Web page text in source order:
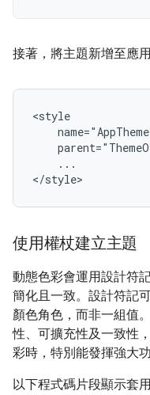
接著，將主題新增至應用
...
使用權杖建立主題
動態色彩會運用設計符
簡化且一致。設計符記
顏色角色，而非一組值
性、可擴充性及一致性
彩時，特別能發揮強大功
以下程式碼片段顯示套